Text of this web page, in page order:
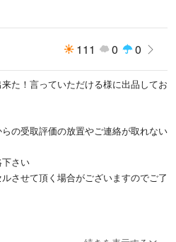
111 0 0
た！言っていただける様に出品してお
の受取評価の放置やご連絡が取れない
さい
させて頂く場合がございますのでご了